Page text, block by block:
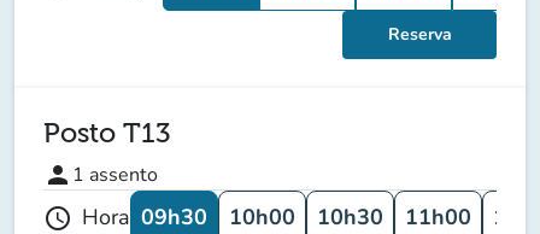
Reserva
Posto T13
person 1 assento
schedule Hora 09h30 10h00 10h30 11h00